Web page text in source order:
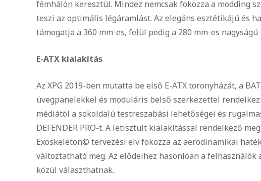
fémhálón keresztül. Mindez nemcsak fokozza a modding
teszi az optimális légáramlást. Az elegáns esztétikájú és
támogatja a 360 mm-es, felül pedig a 280 mm-es
E-ATX kialakítás
Az XPG 2019-ben mutatta be első E-ATX toronyházát, a
üvegpanelekkel és moduláris belső szerkezettel
médiától a sokoldalú testreszabási lehetőségei és
DEFENDER PRO-t. A letisztult kialakítással rendelkező
Exoskeleton© tervezési elv fokozza az aerodinamikai
változtatható meg. Az elődeihez hasonlóan a
közül választhatnak.​​​​​​​